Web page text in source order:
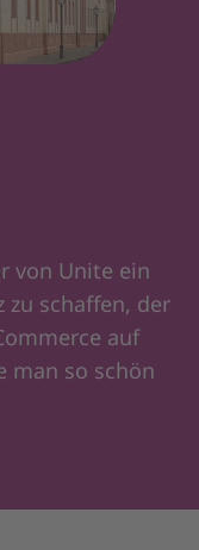
von Unite ein
zu schaffen, der
auf
man so schön